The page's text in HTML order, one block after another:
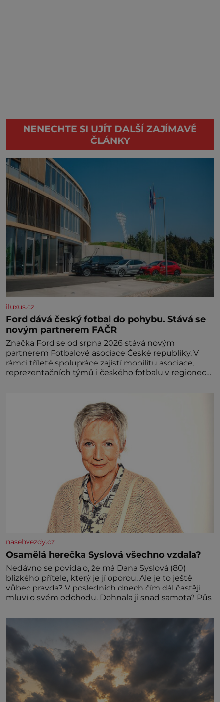
NENECHTE SI UJÍT DALŠÍ ZAJÍMAVÉ
ČLÁNKY
iluxus.cz
Ford dává český fotbal do pohybu. Stává se
novým partnerem FAČR
Značka Ford se od srpna 2026 stává novým
partnerem Fotbalové asociace České republiky. V
rámci tříleté spolupráce zajistí mobilitu asociace,
reprezentačních týmů i českého fotbalu v regionech.
nasehvezdy.cz
Osamělá herečka Syslová všechno vzdala?
Nedávno se povídalo, že má Dana Syslová (80)
blízkého přítele, který je jí oporou. Ale je to ještě
vůbec pravda? V posledních dnech čím dál častěji
mluví o svém odchodu. Dohnala ji snad samota? Půs